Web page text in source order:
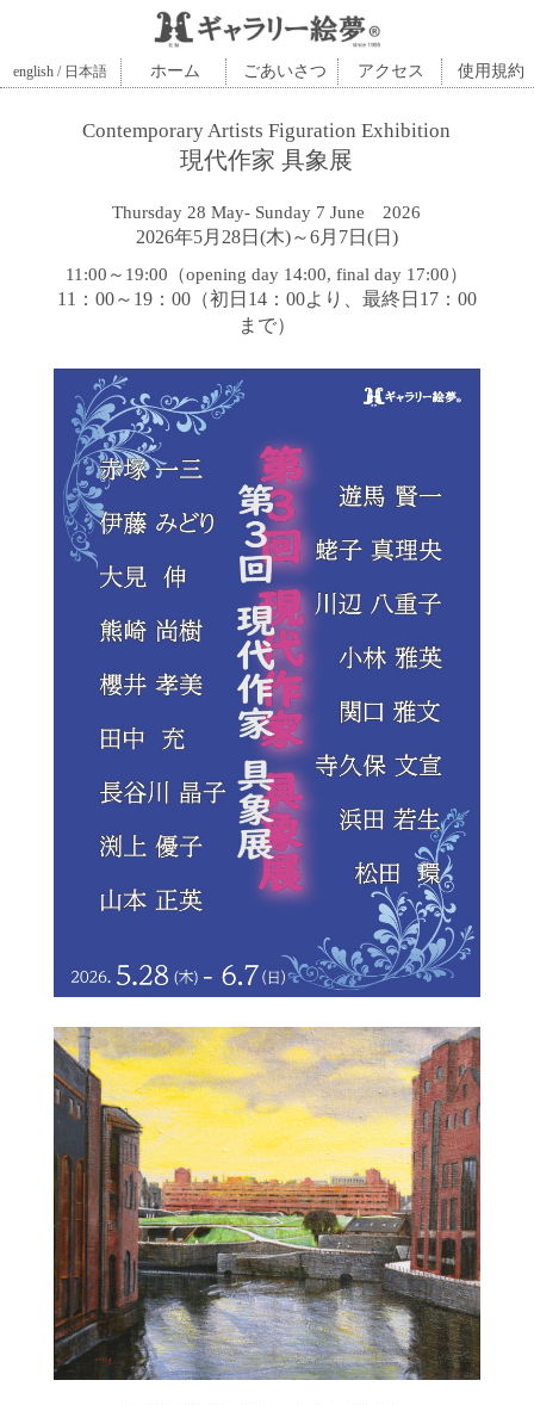
english / 日本語 ホーム ごあいさつ アクセス 使用規約
Contemporary Artists Figuration Exhibition
現代作家 具象展
Thursday 28 May- Sunday 7 June 2026
2026年5月28日(木)～6月7日(日)
11:00～19:00（opening day 14:00, final day 17:00）
11：00～19：00（初日14：00より、最終日17：00
まで）